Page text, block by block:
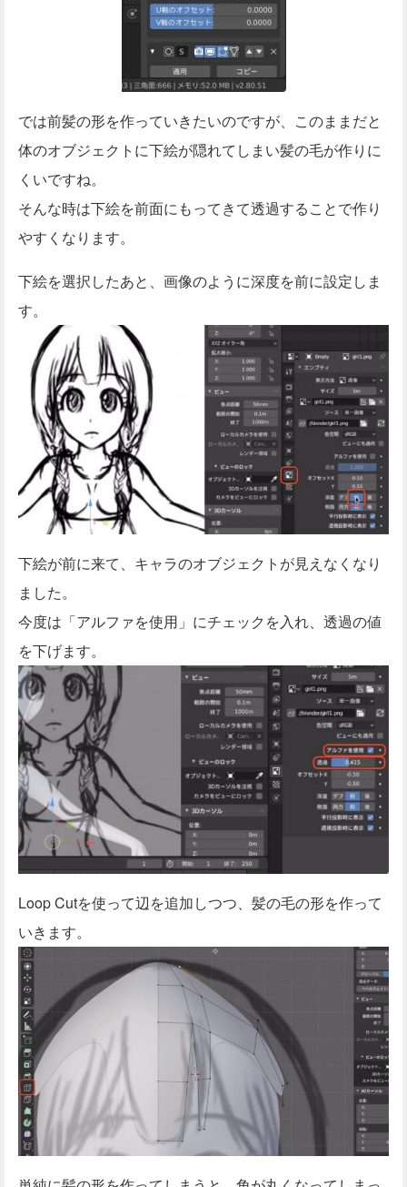
では前髪の形を作っていきたいのですが、このままだと
体のオブジェクトに下絵が隠れてしまい髪の毛が作りに
くいですね。
そんな時は下絵を前面にもってきて透過することで作り
やすくなります。
下絵を選択したあと、画像のように深度を前に設定しま
す。
下絵が前に来て、キャラのオブジェクトが見えなくなり
ました。
今度は「アルファを使用」にチェックを入れ、透過の値
を下げます。
Loop Cutを使って辺を追加しつつ、髪の毛の形を作って
いきます。